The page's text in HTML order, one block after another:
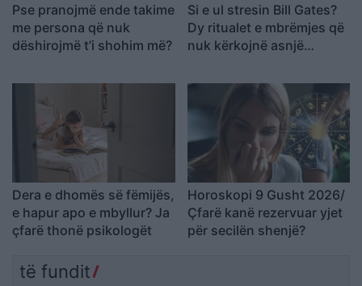
Pse pranojmë ende takime
me persona që nuk
dëshirojmë t’i shohim më?
Si e ul stresin Bill Gates?
Dy ritualet e mbrëmjes që
nuk kërkojnë asnjë
Dera e dhomës së fëmijës,
e hapur apo e mbyllur? Ja
çfarë thonë psikologët
Horoskopi 9 Gusht 2026/
Çfarë kanë rezervuar yjet
për secilën shenjë?
të fundit